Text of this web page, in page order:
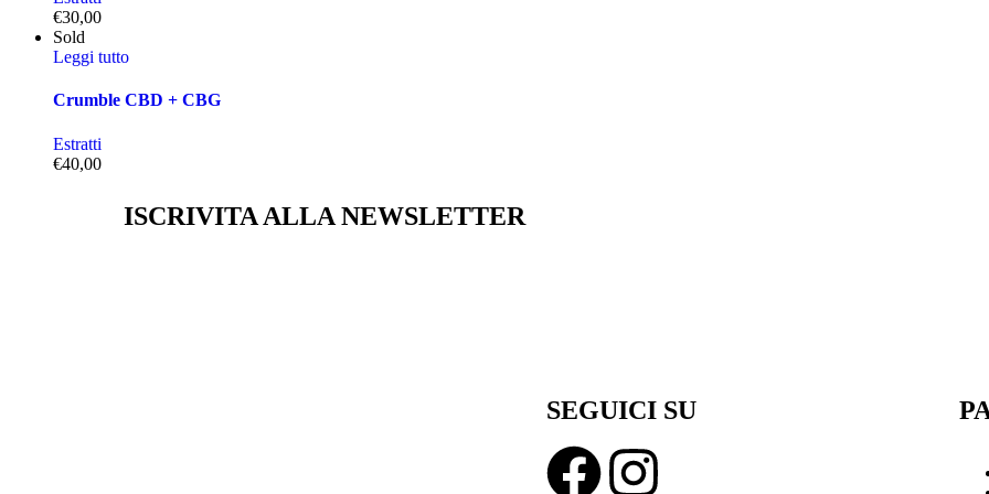
€30,00
Sold
Leggi tutto
Crumble CBD + CBG
Estratti
€40,00
ISCRIVITA ALLA NEWSLETTER
SEGUICI SU